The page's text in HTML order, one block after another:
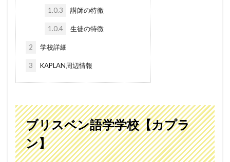
1.0.3 講師の特徴
1.0.4 生徒の特徴
2 学校詳細
3 KAPLAN周辺情報
ブリスベン語学学校【カプラ
ン】